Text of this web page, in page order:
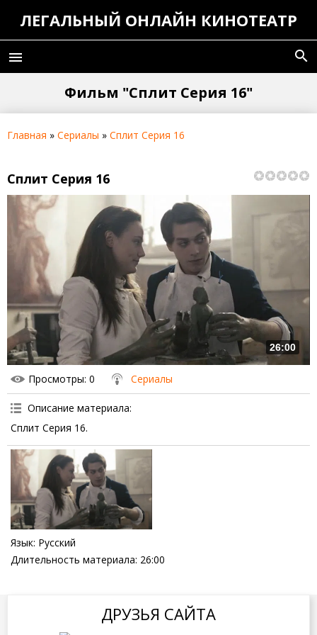
ЛЕГАЛЬНЫЙ ОНЛАЙН КИНОТЕАТР
menu search
Фильм "Сплит Серия 16"
Главная » Сериалы » Сплит Серия 16
Сплит Серия 16
26:00
Просмотры: 0 Сериалы
Описание материала:
Сплит Серия 16.
Язык: Русский
Длительность материала: 26:00
ДРУЗЬЯ САЙТА